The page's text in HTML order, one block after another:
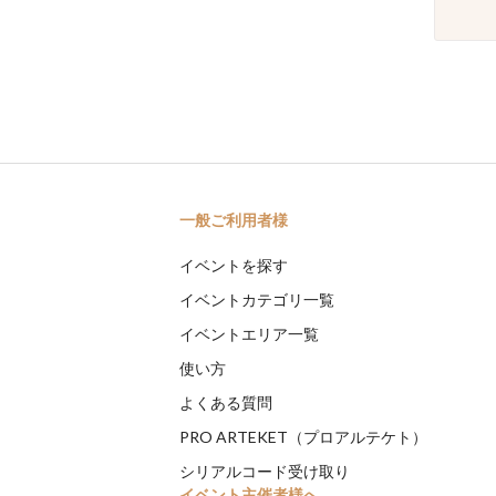
一般ご利用者様
イベントを探す
イベントカテゴリ一覧
イベントエリア一覧
使い方
よくある質問
PRO ARTEKET（プロアルテケト）
シリアルコード受け取り